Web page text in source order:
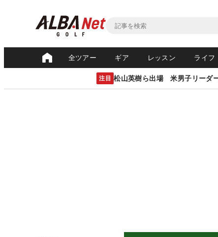
全ツアー ギア レッスン ライフ
注目 松山英樹ら出場 米男子リーダ